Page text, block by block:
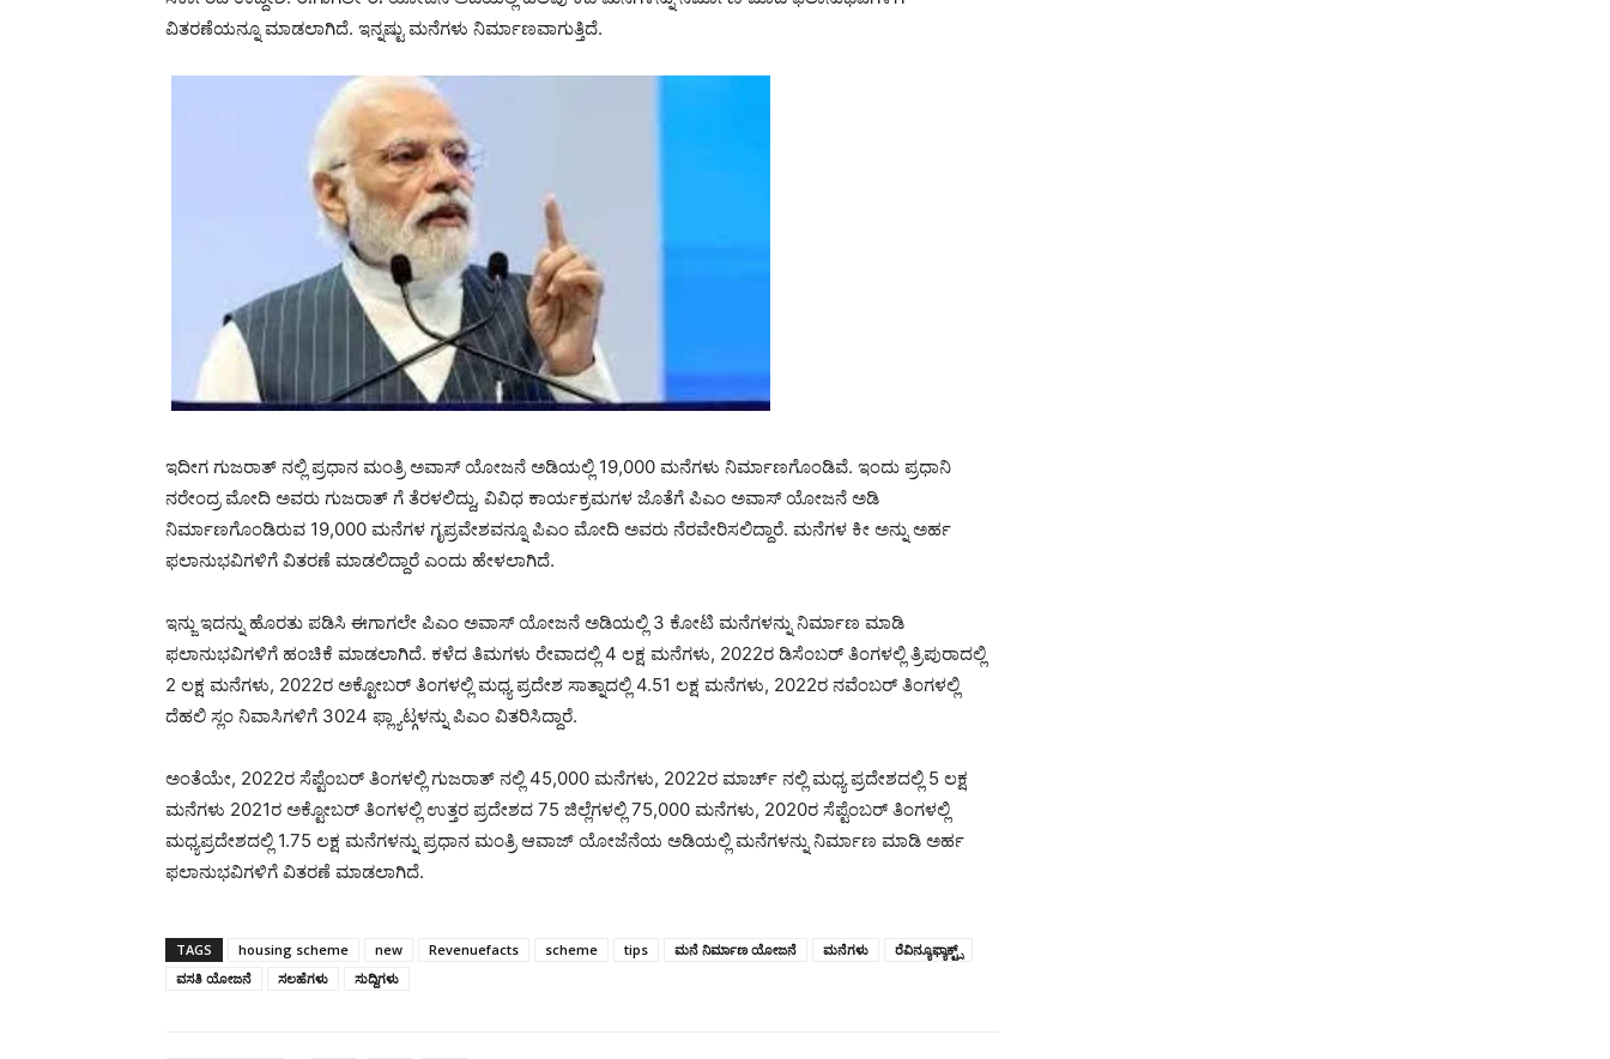
ವಿತರಣೆಯನ್ನೂ ಮಾಡಲಾಗಿದೆ. ಇನ್ನಷ್ಟು ಮನೆಗಳು ನಿರ್ಮಾಣವಾಗುತ್ತಿದೆ.
ಇದೀಗ ಗುಜರಾತ್‌ ನಲ್ಲಿ ಪ್ರಧಾನ ಮಂತ್ರಿ ಅವಾಸ್ ಯೋಜನೆ ಅಡಿಯಲ್ಲಿ 19,000 ಮನೆಗಳು ನಿರ್ಮಾಣಗೊಂಡಿವೆ. ಇಂದು ಪ್ರಧಾನಿ
ನರೇಂದ್ರ ಮೋದಿ ಅವರು ಗುಜರಾತ್‌ ಗೆ ತೆರಳಲಿದ್ದು, ವಿವಿಧ ಕಾರ್ಯಕ್ರಮಗಳ ಜೊತೆಗೆ ಪಿಎಂ ಅವಾಸ್ ಯೋಜನೆ ಅಡಿ
ನಿರ್ಮಾಣಗೊಂಡಿರುವ 19,000 ಮನೆಗಳ ಗೃಪ್ರವೇಶವನ್ನೂ ಪಿಎಂ ಮೋದಿ ಅವರು ನೆರವೇರಿಸಲಿದ್ದಾರೆ. ಮನೆಗಳ ಕೀ ಅನ್ನು ಅರ್ಹ
ಫಲಾನುಭವಿಗಳಿಗೆ ವಿತರಣೆ ಮಾಡಲಿದ್ದಾರೆ ಎಂದು ಹೇಳಲಾಗಿದೆ.
ಇನ್ಜು ಇದನ್ನು ಹೊರತು ಪಡಿಸಿ ಈಗಾಗಲೇ ಪಿಎಂ ಅವಾಸ್ ಯೋಜನೆ ಅಡಿಯಲ್ಲಿ 3 ಕೋಟಿ ಮನೆಗಳನ್ನು ನಿರ್ಮಾಣ ಮಾಡಿ
ಫಲಾನುಭವಿಗಳಿಗೆ ಹಂಚಿಕೆ ಮಾಡಲಾಗಿದೆ. ಕಳೆದ ತಿಮಗಳು ರೇವಾದಲ್ಲಿ 4 ಲಕ್ಷ ಮನೆಗಳು, 2022ರ ಡಿಸೆಂಬರ್ ತಿಂಗಳಲ್ಲಿ ತ್ರಿಪುರಾದಲ್ಲಿ
2 ಲಕ್ಷ ಮನೆಗಳು, 2022ರ ಅಕ್ಟೋಬರ್ ತಿಂಗಳಲ್ಲಿ ಮಧ್ಯ ಪ್ರದೇಶ ಸಾತ್ನಾದಲ್ಲಿ 4.51 ಲಕ್ಷ ಮನೆಗಳು, 2022ರ ನವೆಂಬರ್ ತಿಂಗಳಲ್ಲಿ
ದೆಹಲಿ ಸ್ಲಂ ನಿವಾಸಿಗಳಿಗೆ 3024 ಫ್ಲ್ಯಾಟ್ಗಳನ್ನು ಪಿಎಂ ವಿತರಿಸಿದ್ದಾರೆ.
ಅಂತೆಯೇ, 2022ರ ಸೆಪ್ಟೆಂಬರ್ ತಿಂಗಳಲ್ಲಿ ಗುಜರಾತ್ ನಲ್ಲಿ 45,000 ಮನೆಗಳು, 2022ರ ಮಾರ್ಚ್ ನಲ್ಲಿ ಮಧ್ಯ ಪ್ರದೇಶದಲ್ಲಿ 5 ಲಕ್ಷ
ಮನೆಗಳು 2021ರ ಅಕ್ಟೋಬರ್ ತಿಂಗಳಲ್ಲಿ ಉತ್ತರ ಪ್ರದೇಶದ 75 ಜಿಲ್ಲೆಗಳಲ್ಲಿ 75,000 ಮನೆಗಳು, 2020ರ ಸೆಪ್ಟೆಂಬರ್ ತಿಂಗಳಲ್ಲಿ
ಮಧ್ಯಪ್ರದೇಶದಲ್ಲಿ 1.75 ಲಕ್ಷ ಮನೆಗಳನ್ನು ಪ್ರಧಾನ ಮಂತ್ರಿ ಆವಾಜ್‌ ಯೋಜೆನೆಯ ಅಡಿಯಲ್ಲಿ ಮನೆಗಳನ್ನು ನಿರ್ಮಾಣ ಮಾಡಿ ಅರ್ಹ
ಫಲಾನುಭವಿಗಳಿಗೆ ವಿತರಣೆ ಮಾಡಲಾಗಿದೆ.
TAGS housing scheme new Revenuefacts scheme tips ಮನೆ ನಿರ್ಮಾಣ ಯೋಜನೆ ಮನೆಗಳು
ರೆವಿನ್ಯೂಫ್ಯಾಕ್ಟ್ಸ್
ವಸತಿ ಯೋಜನೆ
ಸಲಹೆಗಳು ಸುದ್ದಿಗಳು